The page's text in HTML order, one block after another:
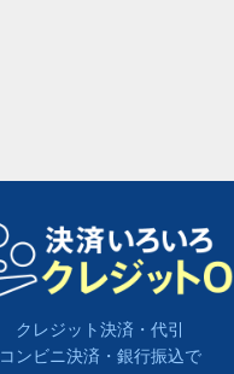
クレジット決済・代引
コンビニ決済・銀行振込で